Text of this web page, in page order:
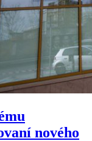
nového